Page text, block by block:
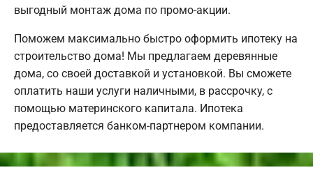
выгодный монтаж дома по промо-акции.
Поможем максимально быстро оформить ипотеку на
строительство дома! Мы предлагаем деревянные
дома, со своей доставкой и установкой. Вы сможете
оплатить наши услуги наличными, в рассрочку, с
помощью материнского капитала. Ипотека
предоставляется банком-партнером компании.